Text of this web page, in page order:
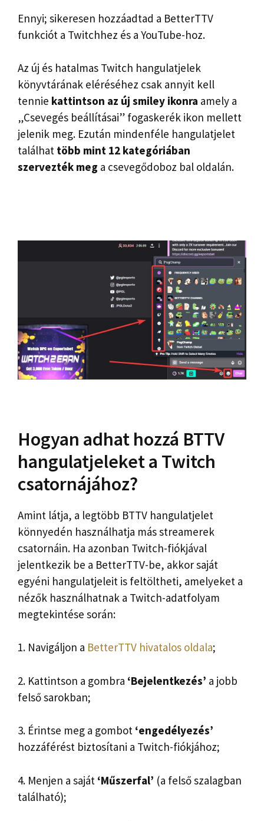
Ennyi; sikeresen hozzáadtad a BetterTTV
funkciót a Twitchhez és a YouTube-hoz.
Az új és hatalmas Twitch hangulatjelek
könyvtárának eléréséhez csak annyit kell
tennie kattintson az új smiley ikonra amely a
„Csevegés beállításai” fogaskerék ikon mellett
jelenik meg. Ezután mindenféle hangulatjelet
találhat több mint 12 kategóriában
szervezték meg a csevegődoboz bal oldalán.
Hogyan adhat hozzá BTTV
hangulatjeleket a Twitch
csatornájához?
Amint látja, a legtöbb BTTV hangulatjelet
könnyedén használhatja más streamerek
csatornáin. Ha azonban Twitch-fiókjával
jelentkezik be a BetterTTV-be, akkor saját
egyéni hangulatjeleit is feltöltheti, amelyeket a
nézők használhatnak a Twitch-adatfolyam
megtekintése során:
1. Navigáljon a BetterTTV hivatalos oldala;
2. Kattintson a gombra ‘Bejelentkezés’ a jobb
felső sarokban;
3. Érintse meg a gombot ‘engedélyezés’
hozzáférést biztosítani a Twitch-fiókjához;
4. Menjen a saját ‘Műszerfal’ (a felső szalagban
található);